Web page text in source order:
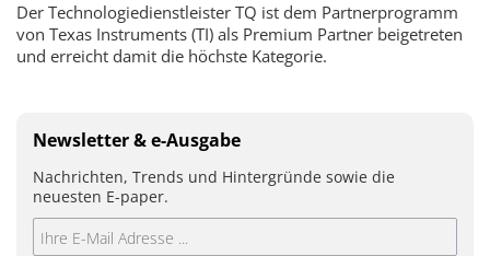
Der Technologiedienstleister TQ ist dem Partnerprogramm
von Texas Instruments (TI) als Premium Partner beigetreten
und erreicht damit die höchste Kategorie.
Newsletter & e-Ausgabe
Nachrichten, Trends und Hintergründe sowie die
neuesten E-paper.